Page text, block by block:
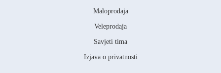
Maloprodaja
Veleprodaja
Savjeti tima
Izjava o privatnosti